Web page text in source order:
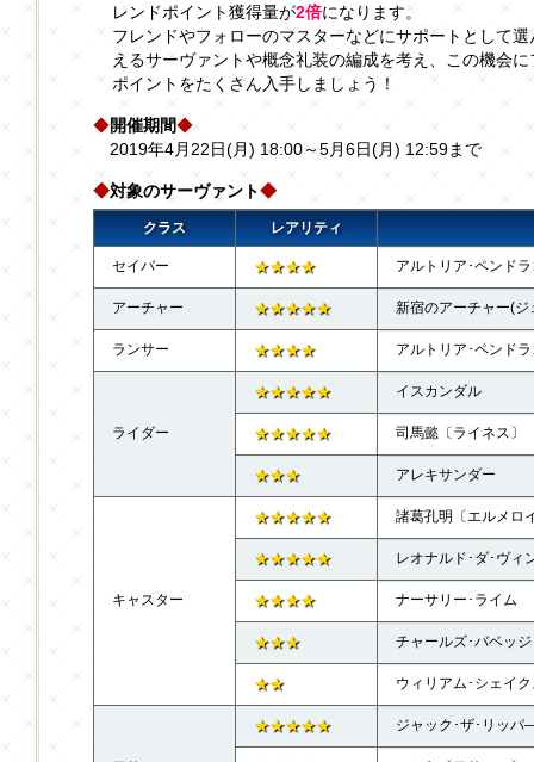
レンドポイント獲得量が2倍になります。
フレンドやフォローのマスターなどにサポートとして選
えるサーヴァントや概念礼装の編成を考え、この機会に
ポイントをたくさん入手しましょう！
◆開催期間◆
2019年4月22日(月) 18:00～5月6日(月) 12:59まで
◆対象のサーヴァント◆
クラス レアリティ
セイバー ★★★★ アルトリア･ペンド
アーチャー ★★★★★ 新宿のアーチャー(
ランサー ★★★★ アルトリア･ペンド
ライダー
★★★★★ イスカンダル
★★★★★ 司馬懿〔ライネス〕
★★★ アレキサンダー
キャスター
★★★★★ 諸葛孔明〔エルメロ
★★★★★ レオナルド･ダ･ヴィ
★★★★ ナーサリー･ライム
★★★ チャールズ･バベッジ
★★ ウィリアム･シェイ
★★★★★ ジャック･ザ･リッパ